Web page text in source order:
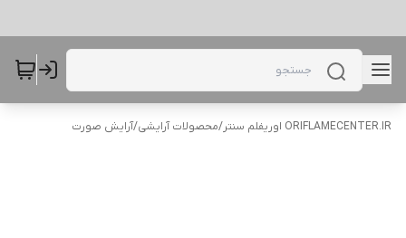
ORIFLAMECENTER.IR اوریفلم سنتر /محصولات آرایشی/آرایش صورت